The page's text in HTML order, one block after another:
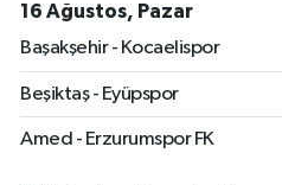
16 Ağustos, Pazar
Başakşehir - Kocaelispor
Beşiktaş - Eyüpspor
Amed - Erzurumspor FK